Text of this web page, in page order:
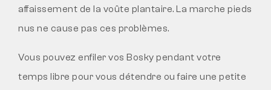
affaissement de la voûte plantaire. La marche pieds
nus ne cause pas ces problèmes.
Vous pouvez enfiler vos Bosky pendant votre
temps libre pour vous détendre ou faire une petite